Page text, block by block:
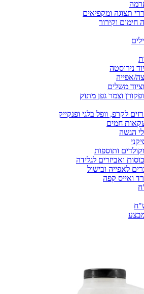
תצוגה ומקפיאים
חימום וקירור
נירוסטה
אפייה
משלים
וצמר גפן מתוק
לקרפ, וופל בלגי ופנקייק
חמים
הגשה
ותוספות
ואביזרים לגלידה
לאפייה ובישול
ואייס קפה